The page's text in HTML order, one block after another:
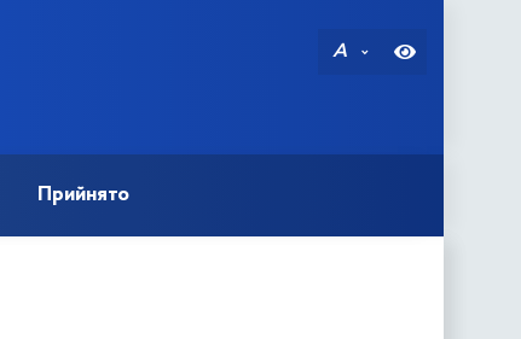
A
Прийнято